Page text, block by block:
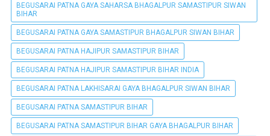
BEGUSARAI PATNA GAYA SAHARSA BHAGALPUR SAMASTIPUR SIWAN
BIHAR
BEGUSARAI PATNA GAYA SAMASTIPUR BHAGALPUR SIWAN BIHAR
BEGUSARAI PATNA HAJIPUR SAMASTIPUR BIHAR
BEGUSARAI PATNA HAJIPUR SAMASTIPUR BIHAR INDIA
BEGUSARAI PATNA LAKHISARAI GAYA BHAGALPUR SIWAN BIHAR
BEGUSARAI PATNA SAMASTIPUR BIHAR
BEGUSARAI PATNA SAMASTIPUR BIHAR GAYA BHAGALPUR BIHAR